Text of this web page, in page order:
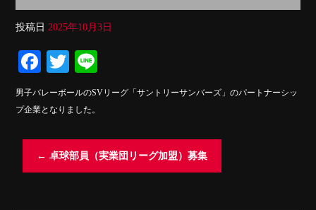
投稿日 2025年10月3日
Fa
ce
bo
T
wi
tte
ne
男子バレーボールのSVリーグ「サントリーサンバーズ」のパートナーシッ
プ企業となりました。
← 卓球部員（実業団リーグ加盟）募集